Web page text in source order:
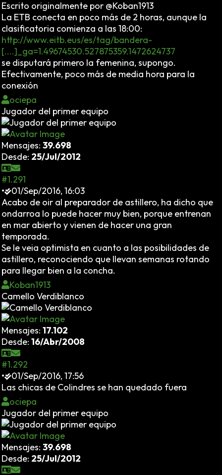
Escrito originalmente por @Koban1913
La ETB conecta en poco más de 2 horas, aunque la
clasificatoria comienza a las 18:00:
http://www.eitb.eus/es/tag/bandera-
[....]_ga=1.49674530.527875359.1472624737
se disputará primero la femenina, supongo.
Efectivamente, poco más de media hora para la
conexión
ociepa
Jugador del primer equipo
Mensajes: 39.698
Desde: 25/Jul/2012
#1.291
•
01/Sep/2016, 16:03
Acabo de oir al preparador de astillero, ha dicho que
ondarroa lo puede hacer muy bien, porque entrenan
en mar abierto y vienen de hacer una gran
temporada.
Se le veia optimista en cuanto a las posibilidades de
astillero, reconociendo que llevan semanas rotando
para llegar bien a la concha.
Koban1913
Camello Verdiblanco
Mensajes: 17.102
Desde: 16/Abr/2008
#1.292
•
01/Sep/2016, 17:56
Las chicas de Colindres se han quedado fuera
ociepa
Jugador del primer equipo
Mensajes: 39.698
Desde: 25/Jul/2012